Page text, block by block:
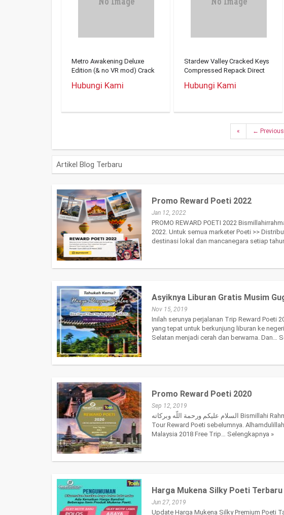
Metro Awakening Deluxe
Edition (& no VR mod) Crack
Hubungi Kami
Stardew Valley Cracked Keys
Compressed Repack Direct
Hubungi Kami
« ← Previous
Artikel Blog Terbaru
Promo Reward Poeti 2022
Jan 12, 2022
PROMO REWARD POETI 2022
2022. Untuk semua marketer Poeti >>
destinasi lokal dan mancanegara setiap
Asyiknya Liburan Gratis Musim
Nov 15, 2019
Inilah serunya perjalanan Trip Reward Poeti
yang tepat untuk berkunjung liburan ke
Selatan menjadi cerah dan berwarna. Dan…
Promo Reward Poeti 2020
Sep 12, 2019
السلام عليكم ورحمة اللّه وبركاته Bismillahi Rahmanir Rahim Segala Puji bagi Allah SWT Sang Maha Pemberi Rejeki yang tak terhingga. Promo Reward Poeti 2020
Tour Reward Poeti sebelumnya.
Malaysia 2018 Free Trip… Selengkapnya »
Harga Mukena Silky Poeti Terbaru
Jun 27, 2019
Update Harga Mukena Silky Premium Poeti